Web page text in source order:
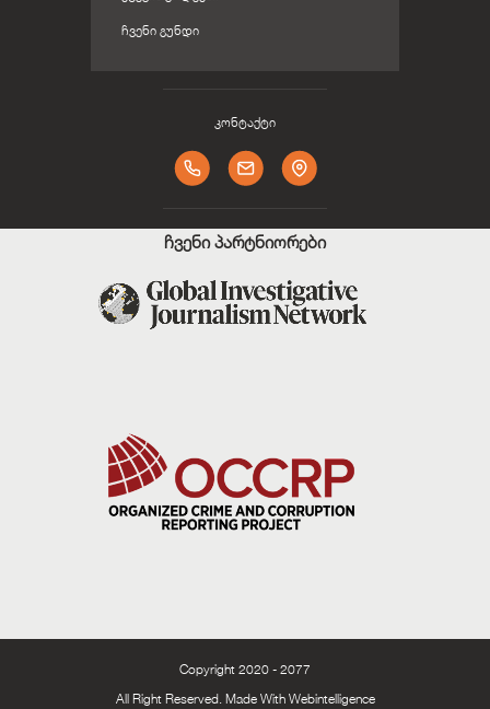
ᲩᲕᲔᲜᲘ ᲒᲣᲜᲓᲘ
კონტაქტი
ჩვენი პარტნიორები
Copyright 2020 - 2077
All Right Reserved. Made WithWebintelligence